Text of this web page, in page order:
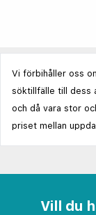
Vi förbihåller oss
söktillfälle till dess
och då vara stor
priset mellan
Vill du